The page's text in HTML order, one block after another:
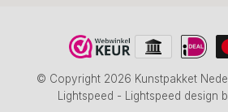
© Copyright 2026 Kunstpakket
Lightspeed - Lightspeed design